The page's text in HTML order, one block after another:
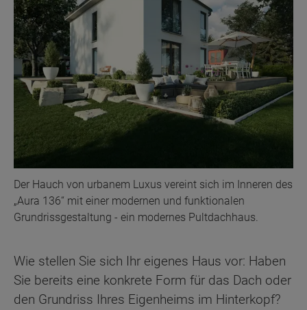
Der Hauch von urbanem Luxus vereint sich im Inneren des
„Aura 136“ mit einer modernen und funktionalen
Grundrissgestaltung - ein modernes Pultdachhaus.
Wie stellen Sie sich Ihr eigenes Haus vor: Haben
Sie bereits eine konkrete Form für das Dach oder
den Grundriss Ihres Eigenheims im Hinterkopf?